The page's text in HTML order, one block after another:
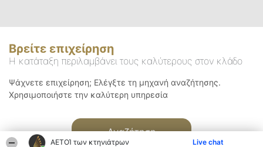
ΑΕΤΟΊ των κτηνιάτρων Live chat
Βρείτε επιχείρηση
Η κατάταξη περιλαμβάνει τους καλύτερους στον κλάδο
Ψάχνετε επιχείρηση; Ελέγξτε τη μηχανή αναζήτησης.
Χρησιμοποιήστε την καλύτερη υπηρεσία
Αναζήτηση